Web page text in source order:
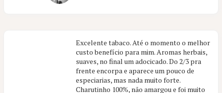
Excelente tabaco. Até o momento o melhor
custo benefício para mim. Aromas herbais,
suaves, no final um adocicado. Do 2/3 pra
frente encorpa e aparece um pouco de
especiarias, mas nada muito forte.
Charutinho 100%, não amargou e foi muito